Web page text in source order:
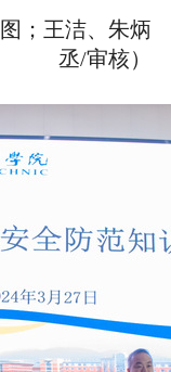
；王洁、朱炳
丞/审核）